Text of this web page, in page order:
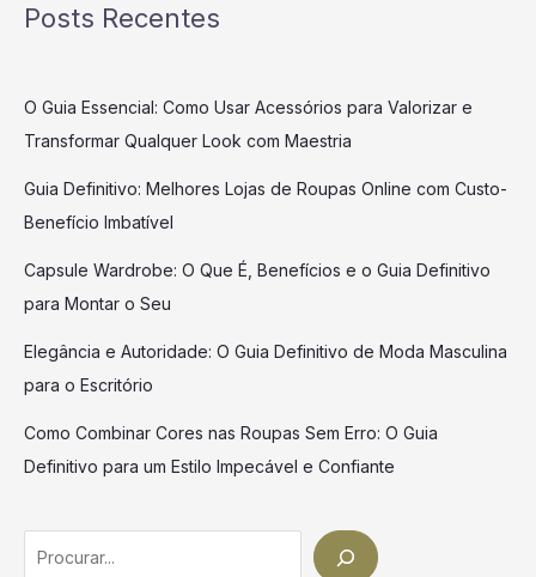
Posts Recentes
O Guia Essencial: Como Usar Acessórios para Valorizar e
Transformar Qualquer Look com Maestria
Guia Definitivo: Melhores Lojas de Roupas Online com Custo-
Benefício Imbatível
Capsule Wardrobe: O Que É, Benefícios e o Guia Definitivo
para Montar o Seu
Elegância e Autoridade: O Guia Definitivo de Moda Masculina
para o Escritório
Como Combinar Cores nas Roupas Sem Erro: O Guia
Definitivo para um Estilo Impecável e Confiante